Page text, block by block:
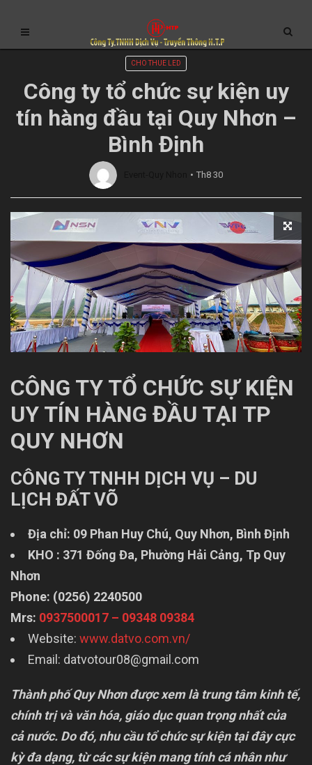
CHO THUE LED
Công ty tổ chức sự kiện uy
tín hàng đầu tại Quy Nhơn –
Bình Định
Th8 30
CÔNG TY TỔ CHỨC SỰ KIỆN
UY TÍN HÀNG ĐẦU TẠI TP
QUY NHƠN
CÔNG TY TNHH DỊCH VỤ – DU
LỊCH ĐẤT VÕ
Địa chỉ: 09 Phan Huy Chú, Quy Nhơn, Bình Định
KHO : 371 Đống Đa, Phường Hải Cảng, Tp Quy
Nhơn
Phone: (0256) 2240500
Mrs: 0937500017 – 09348 09384
Website: www.datvo.com.vn/
Email: datvotour08@gmail.com
Thành phố Quy Nhơn được xem là trung tâm kinh tế,
chính trị và văn hóa, giáo dục quan trọng nhất của
cả nước. Do đó, nhu cầu tổ chức sự kiện tại đây cực
kỳ đa dạng, từ các sự kiện mang tính cá nhân như